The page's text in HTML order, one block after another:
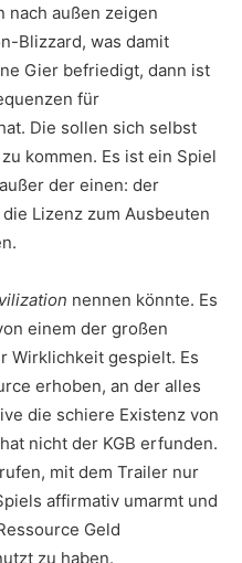
nach außen zeigen
Blizzard, was damit
Gier befriedigt, dann ist
für
Die sollen sich selbst
kommen. Es ist ein Spiel
der einen: der
Lizenz zum Ausbeuten
nennen könnte. Es
einem der großen
Wirklichkeit gespielt. Es
erhoben, an der alles
die schiere Existenz von
nicht der KGB erfunden.
mit dem Trailer nur
affirmativ umarmt und
Geld
zu haben.